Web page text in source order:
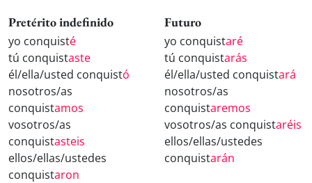
Pretérito indefinido
yo conquisté
tú conquistaste
él/ella/usted conquistó
nosotros/as
conquistamos
vosotros/as
conquistasteis
ellos/ellas/ustedes
conquistaron
Futuro
yo conquistaré
tú conquistarás
él/ella/usted conquistará
nosotros/as
conquistaremos
vosotros/as conquistaréis
ellos/ellas/ustedes
conquistarán